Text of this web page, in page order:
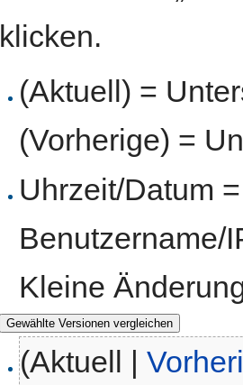
klicken.
(Aktuell) =
(Vorherige) =
Uhrzeit/Datum
Benutzername/
Kleine
(Aktuell |